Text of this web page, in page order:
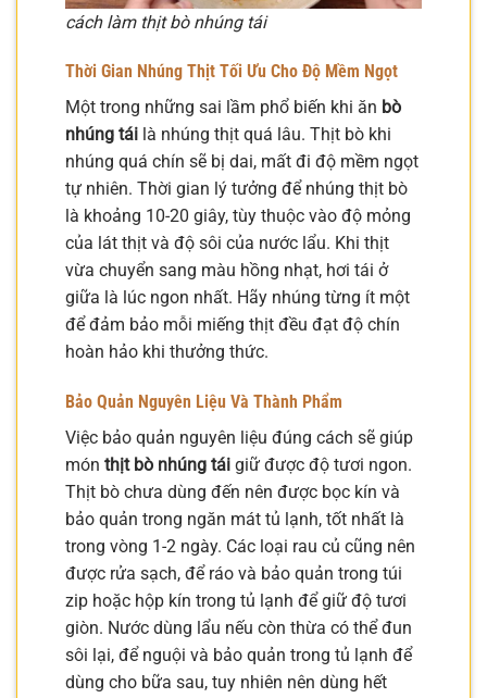
cách làm thịt bò nhúng tái
Thời Gian Nhúng Thịt Tối Ưu Cho Độ Mềm Ngọt
Một trong những sai lầm phổ biến khi ăn bò
nhúng tái là nhúng thịt quá lâu. Thịt bò khi
nhúng quá chín sẽ bị dai, mất đi độ mềm ngọt
tự nhiên. Thời gian lý tưởng để nhúng thịt bò
là khoảng 10-20 giây, tùy thuộc vào độ mỏng
của lát thịt và độ sôi của nước lẩu. Khi thịt
vừa chuyển sang màu hồng nhạt, hơi tái ở
giữa là lúc ngon nhất. Hãy nhúng từng ít một
để đảm bảo mỗi miếng thịt đều đạt độ chín
hoàn hảo khi thưởng thức.
Bảo Quản Nguyên Liệu Và Thành Phẩm
Việc bảo quản nguyên liệu đúng cách sẽ giúp
món thịt bò nhúng tái giữ được độ tươi ngon.
Thịt bò chưa dùng đến nên được bọc kín và
bảo quản trong ngăn mát tủ lạnh, tốt nhất là
trong vòng 1-2 ngày. Các loại rau củ cũng nên
được rửa sạch, để ráo và bảo quản trong túi
zip hoặc hộp kín trong tủ lạnh để giữ độ tươi
giòn. Nước dùng lẩu nếu còn thừa có thể đun
sôi lại, để nguội và bảo quản trong tủ lạnh để
dùng cho bữa sau, tuy nhiên nên dùng hết